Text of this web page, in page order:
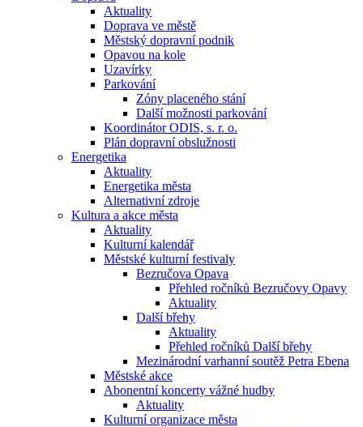
Aktuality
Doprava ve městě
Městský dopravní podnik
Opavou na kole
Uzavírky
Parkování
Zóny placeného stání
Další možnosti parkování
Koordinátor ODIS, s. r. o.
Plán dopravní obslužnosti
Energetika
Aktuality
Energetika města
Alternativní zdroje
Kultura a akce města
Aktuality
Kulturní kalendář
Městské kulturní festivaly
Bezručova Opava
Přehled ročníků Bezručovy Opavy
Aktuality
Další břehy
Aktuality
Přehled ročníků Další břehy
Mezinárodní varhanní soutěž Petra Ebena
Městské akce
Abonentní koncerty vážné hudby
Aktuality
Kulturní organizace města